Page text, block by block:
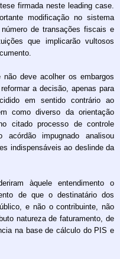
firmada neste leading case.
modificação no sistema
de transações fiscais e
que implicarão vultosos
deve acolher os embargos
a decisão, apenas para
em sentido contrário ao
como diverso da orientação
citado processo de controle
acórdão impugnado analisou
indispensáveis ao deslinde da
àquele entendimento o
de que o destinatário dos
e não o contribuinte, não
natureza de faturamento, de
na base de cálculo do PIS e